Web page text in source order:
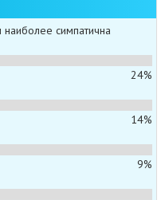
симпатична
24%
14%
9%